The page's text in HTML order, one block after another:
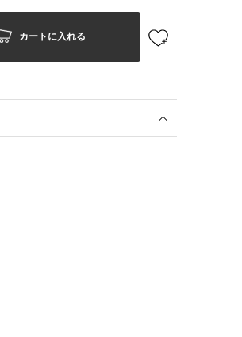
カートに入れる